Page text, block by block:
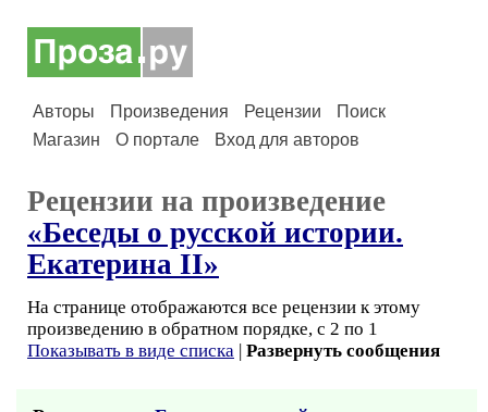
Авторы Произведения Рецензии
Поиск
Магазин
О портале Вход для авторов
Рецензии на произведение
«Беседы о русской истории.
Екатерина II»
На странице отображаются все рецензии к этому
произведению в обратном порядке, с 2 по 1
Показывать в виде списка | Развернуть сообщения